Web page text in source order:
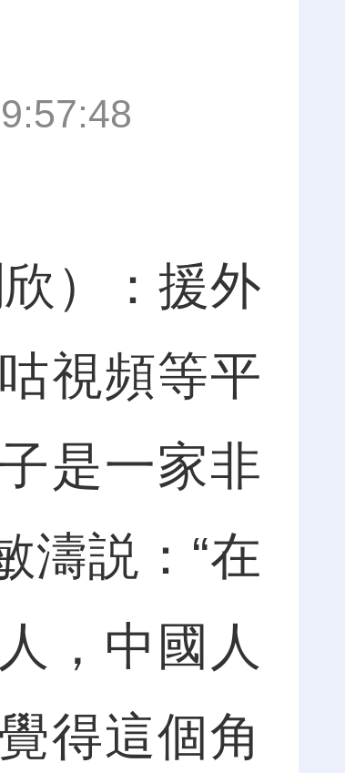
）：援外
視頻等平
是一家非
濤説：“在
，中國人
得這個角